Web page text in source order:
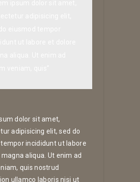
dolor sit amet,
adipisicing elit, sed do
incididunt ut labore
aliqua. Ut enim ad
quis nostrud
ullamco laboris nisi ut